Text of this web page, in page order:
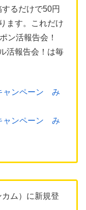
るだけで50円
ます。これだけ
ン活報告会！
活報告会！は毎
ャンペーン み
ャンペーン み
カム）に新規登